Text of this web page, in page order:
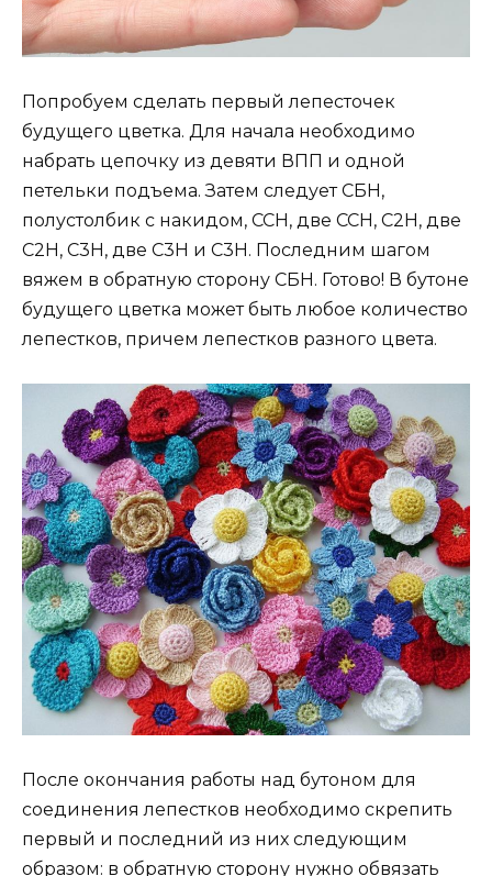
Попробуем сделать первый лепесточек
будущего цветка. Для начала необходимо
набрать цепочку из девяти ВПП и одной
петельки подъема. Затем следует СБН,
полустолбик с накидом, ССН, две ССН, С2Н, две
С2Н, С3Н, две С3Н и С3Н. Последним шагом
вяжем в обратную сторону СБН. Готово! В бутоне
будущего цветка может быть любое количество
лепестков, причем лепестков разного цвета.
После окончания работы над бутоном для
соединения лепестков необходимо скрепить
первый и последний из них следующим
образом: в обратную сторону нужно обвязать